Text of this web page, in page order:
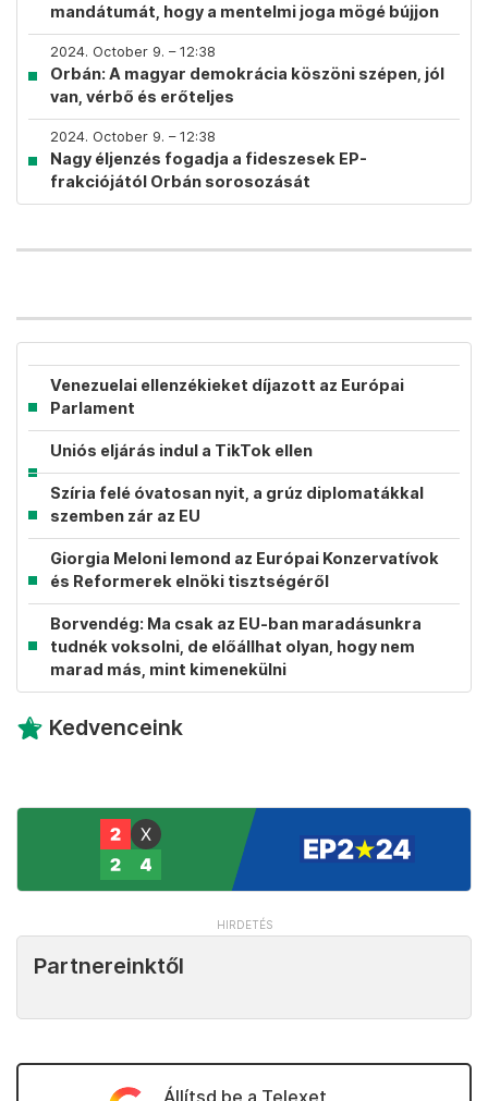
mandátumát, hogy a mentelmi joga mögé bújjon
2024. October 9. – 12:38
Orbán: A magyar demokrácia köszöni szépen, jól
van, vérbő és erőteljes
2024. October 9. – 12:38
Nagy éljenzés fogadja a fideszesek EP-
frakciójától Orbán sorosozását
Venezuelai ellenzékieket díjazott az Európai
Parlament
Uniós eljárás indul a TikTok ellen
Szíria felé óvatosan nyit, a grúz diplomatákkal
szemben zár az EU
Giorgia Meloni lemond az Európai Konzervatívok
és Reformerek elnöki tisztségéről
Borvendég: Ma csak az EU-ban maradásunkra
tudnék voksolni, de előállhat olyan, hogy nem
marad más, mint kimenekülni
Kedvenceink
Partnereinktől
Állítsd be a Telexet